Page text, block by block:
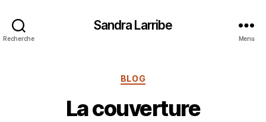
Recherche
Sandra Larribe
Menu
Catégories
BLOG
La couverture